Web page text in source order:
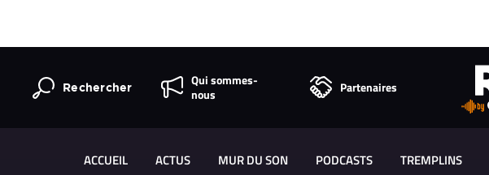
Rechercher
Qui sommes-
nous
Partenaires
ACCUEIL ACTUS MUR DU SON PODCASTS TREMPLINS